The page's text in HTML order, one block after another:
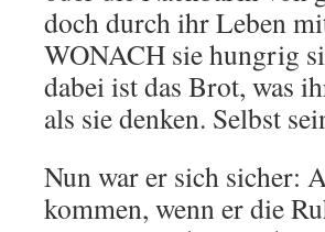
doch durch ihr Leben
WONACH sie hungrig
dabei ist das Brot, was
als sie denken. Selbst
Nun war er sich sicher:
kommen, wenn er die